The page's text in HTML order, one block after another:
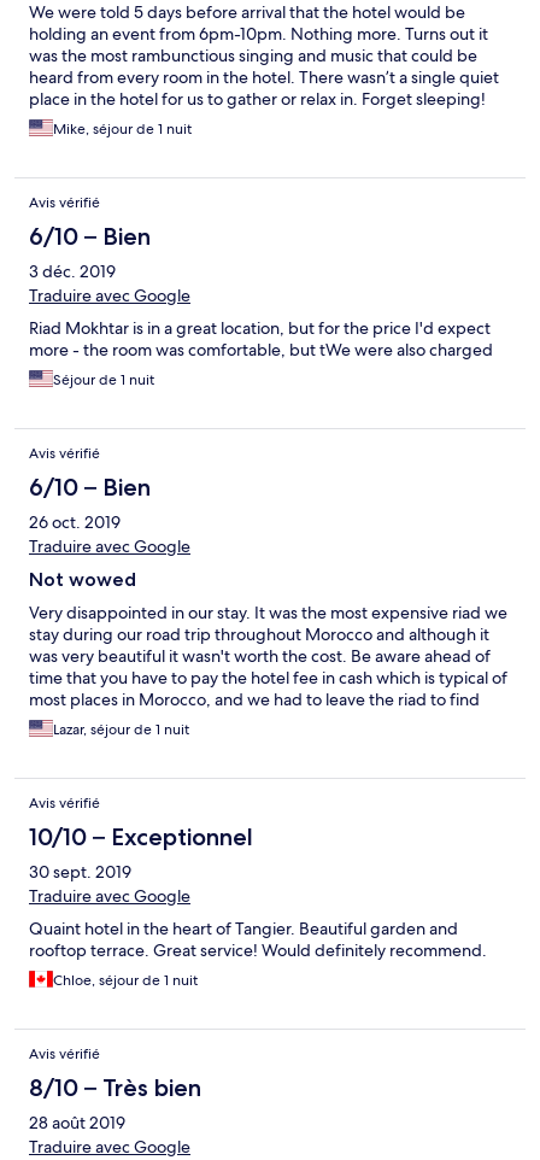
We were told 5 days before arrival that the hotel would be
holding an event from 6pm-10pm. Nothing more. Turns out it
was the most rambunctious singing and music that could be
heard from every room in the hotel. There wasn’t a single quiet
place in the hotel for us to gather or relax in. Forget sleeping!
Mike, séjour de 1 nuit
Avis vérifié
6/10 – Bien
3 déc. 2019
Traduire avec Google
Riad Mokhtar is in a great location, but for the price I'd expect
more - the room was comfortable, but tWe were also charged
Séjour de 1 nuit
Avis vérifié
6/10 – Bien
26 oct. 2019
Traduire avec Google
Not wowed
Very disappointed in our stay. It was the most expensive riad we
stay during our road trip throughout Morocco and although it
was very beautiful it wasn't worth the cost. Be aware ahead of
time that you have to pay the hotel fee in cash which is typical of
most places in Morocco, and we had to leave the riad to find
food not much info on the breakfast.
Lazar, séjour de 1 nuit
Avis vérifié
10/10 – Exceptionnel
30 sept. 2019
Traduire avec Google
Quaint hotel in the heart of Tangier. Beautiful garden and
rooftop terrace. Great service! Would definitely recommend.
Chloe, séjour de 1 nuit
Avis vérifié
8/10 – Très bien
28 août 2019
Traduire avec Google